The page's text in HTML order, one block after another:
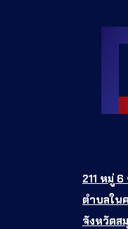
211 หมู่
ตำบลใน
จังหวัดส